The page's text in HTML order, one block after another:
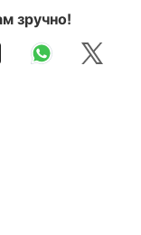
зручно!